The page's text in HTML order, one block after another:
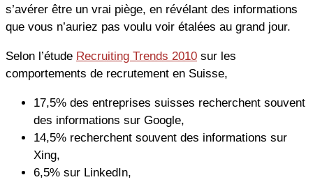
s’avérer être un vrai piège, en révélant des informations
que vous n’auriez pas voulu voir étalées au grand jour.
Selon l’étude Recruiting Trends 2010 sur les
comportements de recrutement en Suisse,
17,5% des entreprises suisses recherchent souvent
des informations sur Google,
14,5% recherchent souvent des informations sur
Xing,
6,5% sur LinkedIn,